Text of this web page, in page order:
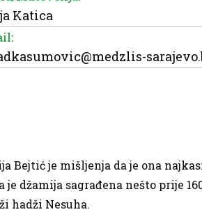
Katica
Bejtić je mišljenja da je ona
džamija sagrađena nešto prije
hadži Nesuha.